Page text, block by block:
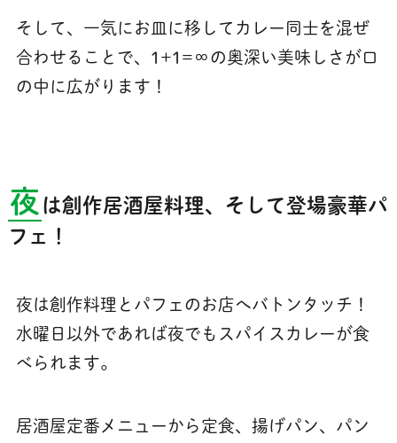
そして、一気にお皿に移してカレー同士を混ぜ
合わせることで、1+1=∞の奥深い美味しさが口
の中に広がります！
夜 は創作居酒屋料理、そして登場豪華パ
フェ！
夜は創作料理とパフェのお店へバトンタッチ！
水曜日以外であれば夜でもスパイスカレーが食
べられます。
居酒屋定番メニューから定食、揚げパン、パン